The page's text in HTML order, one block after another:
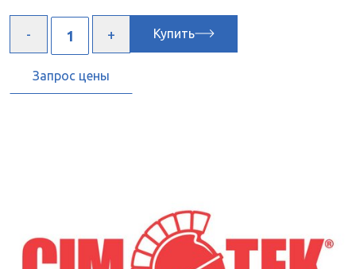
Купить
Запрос цены